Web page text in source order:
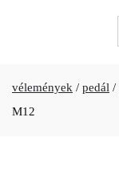
vélemények / pedál /
M12